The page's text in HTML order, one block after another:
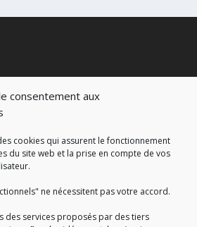
consentement aux
cookies qui assurent le fonctionnement
du site web et la prise en compte de vos
ne nécessitent pas votre accord.
des services proposés par des tiers